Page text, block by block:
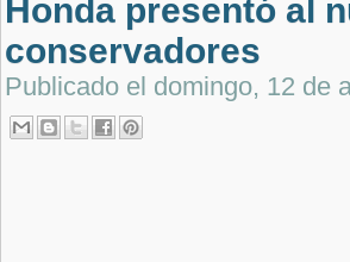
Honda presentó al
conservadores
Publicado el domingo, 12 de